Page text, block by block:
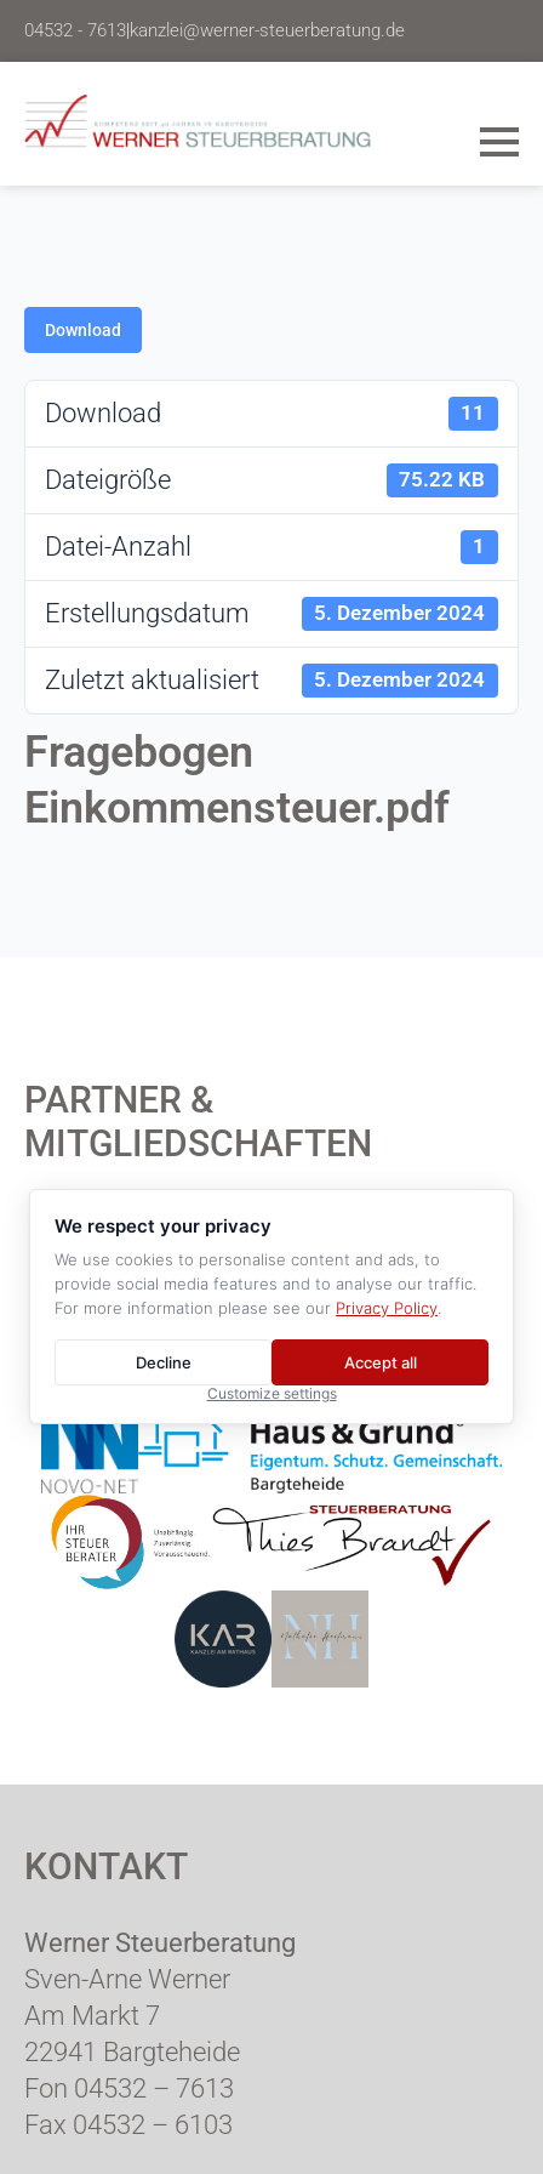
04532 - 7613|kanzlei@werner-steuerberatung.de
Download
Download 11
Dateigröße 75.22 KB
Datei-Anzahl 1
Erstellungsdatum 5. Dezember 2024
Zuletzt aktualisiert 5. Dezember 2024
Fragebogen
Einkommensteuer.pdf
PARTNER &
MITGLIEDSCHAFTEN
KONTAKT
Werner Steuerberatung
Sven-Arne Werner
Am Markt 7
22941 Bargteheide
Fon 04532 – 7613
Fax 04532 – 6103
We respect your privacy
We use cookies to personalise content and ads, to
provide social media features and to analyse our traffic.
For more information please see our Privacy Policy
Accept all
Decline
Customize settings